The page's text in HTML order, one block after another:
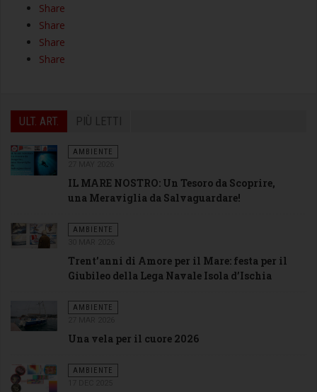
Share
Share
Share
Share
ULT. ART. PIÙ LETTI
AMBIENTE
IL MARE NOSTRO: Un Tesoro da Scoprire,
una Meraviglia da Salvaguardare!
AMBIENTE
Trent’anni di Amore per il Mare: festa per il
Giubileo della Lega Navale Isola d’Ischia
AMBIENTE
Una vela per il cuore 2026
AMBIENTE